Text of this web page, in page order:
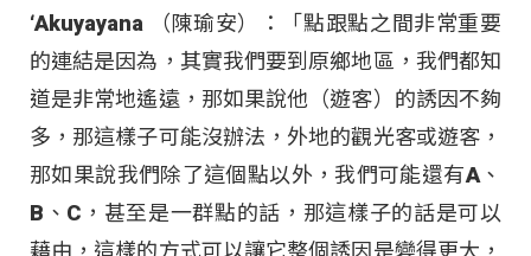
‘Akuyayana （陳瑜安）：「點跟點之間非常重要
的連結是因為，其實我們要到原鄉地區，我們都知
道是非常地遙遠，那如果說他（遊客）的誘因不夠
多，那這樣子可能沒辦法，外地的觀光客或遊客，
那如果說我們除了這個點以外，我們可能還有A、
B、C，甚至是一群點的話，那這樣子的話是可以
藉由，這樣的方式可以讓它整個誘因是變得更大，